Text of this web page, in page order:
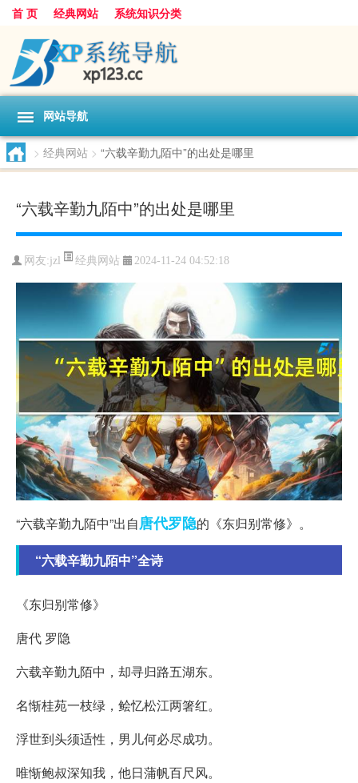
首 页 经典网站 系统知识分类
网站导航
> 经典网站 > “六载辛勤九陌中”的出处是哪里
“六载辛勤九陌中”的出处是哪里
网友:jzl 经典网站 2024-11-24 04:52:18
“六载辛勤九陌中”出自唐代罗隐的《东归别常修》。
“六载辛勤九陌中”全诗
《东归别常修》
唐代 罗隐
六载辛勤九陌中，却寻归路五湖东。
名惭桂苑一枝绿，鲙忆松江两箸红。
浮世到头须适性，男儿何必尽成功。
唯惭鲍叔深知我，他日蒲帆百尺风。